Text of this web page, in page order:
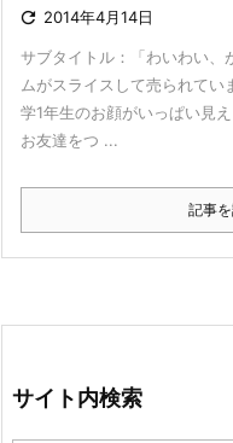
 2014年4月14日
サブタイトル：「わいわい、
ムがスライスして売られて
学1年生のお顔がいっぱい見
お友達をつ ...
記事
サイト内検索